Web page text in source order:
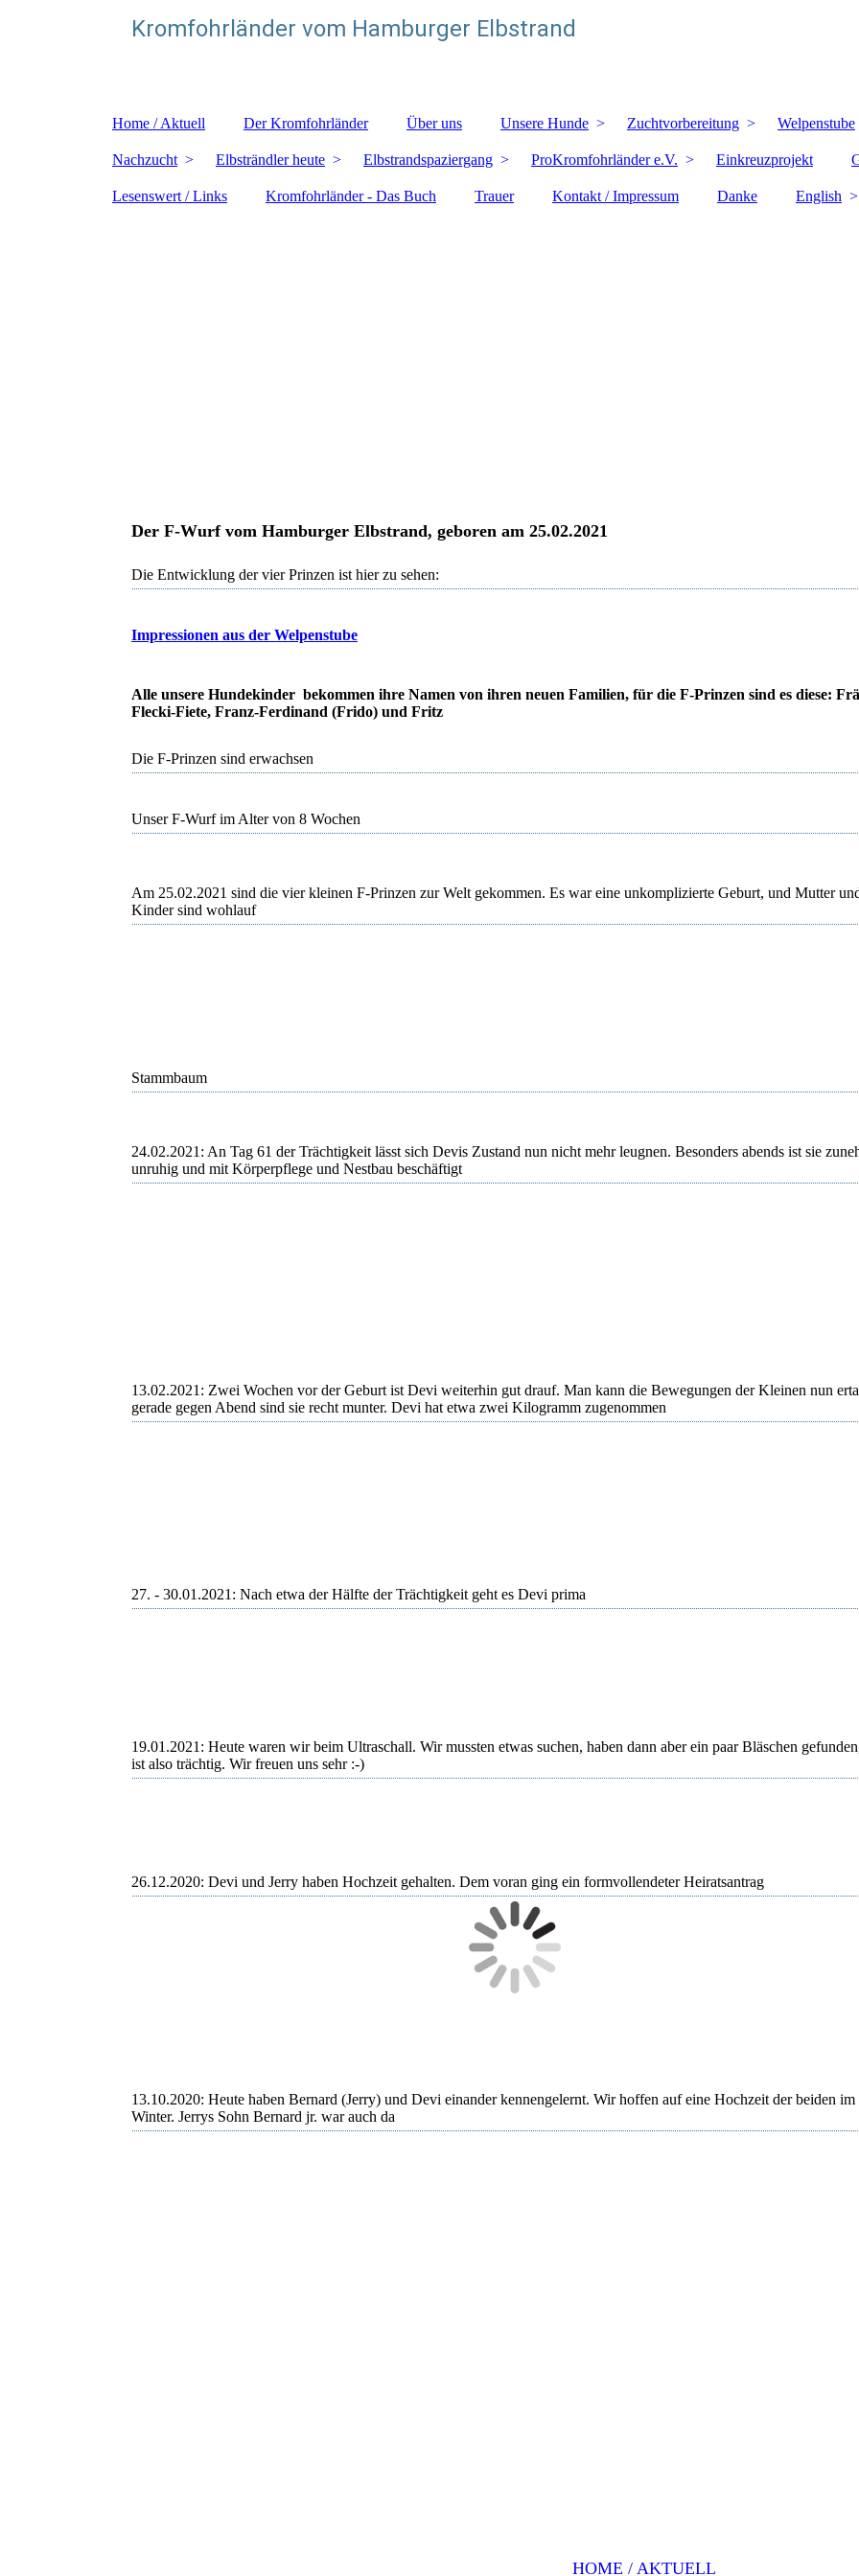
Kromfohrländer vom Hamburger Elbstrand
Home / Aktuell Der Kromfohrländer Über uns Unsere Hunde Zuchtvorbereitung Welpenstube
Nachzucht Elbsträndler heute Elbstrandspaziergang ProKromfohrländer e.V. Einkreuzprojekt
Lesenswert / Links Kromfohrländer - Das Buch Trauer Kontakt / Impressum Danke English
Der F-Wurf vom Hamburger Elbstrand, geboren am 25.02.2021
Die Entwicklung der vier Prinzen ist hier zu sehen:
Impressionen aus der Welpenstube
Alle unsere Hundekinder bekommen ihre Namen von ihren neuen Familien, für die F-Prinzen sind es diese:
Flecki-Fiete, Franz-Ferdinand (Frido) und Fritz
Die F-Prinzen sind erwachsen
Unser F-Wurf im Alter von 8 Wochen
Am 25.02.2021 sind die vier kleinen F-Prinzen zur Welt gekommen. Es war eine unkomplizierte Geburt, und Mutter
Kinder sind wohlauf
Stammbaum
24.02.2021: An Tag 61 der Trächtigkeit lässt sich Devis Zustand nun nicht mehr leugnen. Besonders abends ist sie
unruhig und mit Körperpflege und Nestbau beschäftigt
13.02.2021: Zwei Wochen vor der Geburt ist Devi weiterhin gut drauf. Man kann die Bewegungen der Kleinen nun
gerade gegen Abend sind sie recht munter. Devi hat etwa zwei Kilogramm zugenommen
27. - 30.01.2021: Nach etwa der Hälfte der Trächtigkeit geht es Devi prima
19.01.2021: Heute waren wir beim Ultraschall. Wir mussten etwas suchen, haben dann aber ein paar Bläschen
ist also trächtig. Wir freuen uns sehr :-)
26.12.2020: Devi und Jerry haben Hochzeit gehalten. Dem voran ging ein formvollendeter Heiratsantrag
13.10.2020: Heute haben Bernard (Jerry) und Devi einander kennengelernt. Wir hoffen auf eine Hochzeit der beiden im
Winter. Jerrys Sohn Bernard jr. war auch da
HOME / AKTUELL